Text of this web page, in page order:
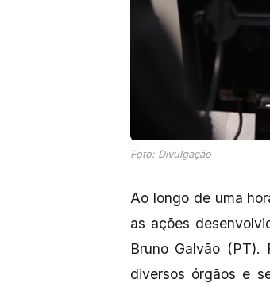
Foto: Divulgação
Ao longo de uma
as ações
Bruno Galvão (PT).
diversos órgãos e